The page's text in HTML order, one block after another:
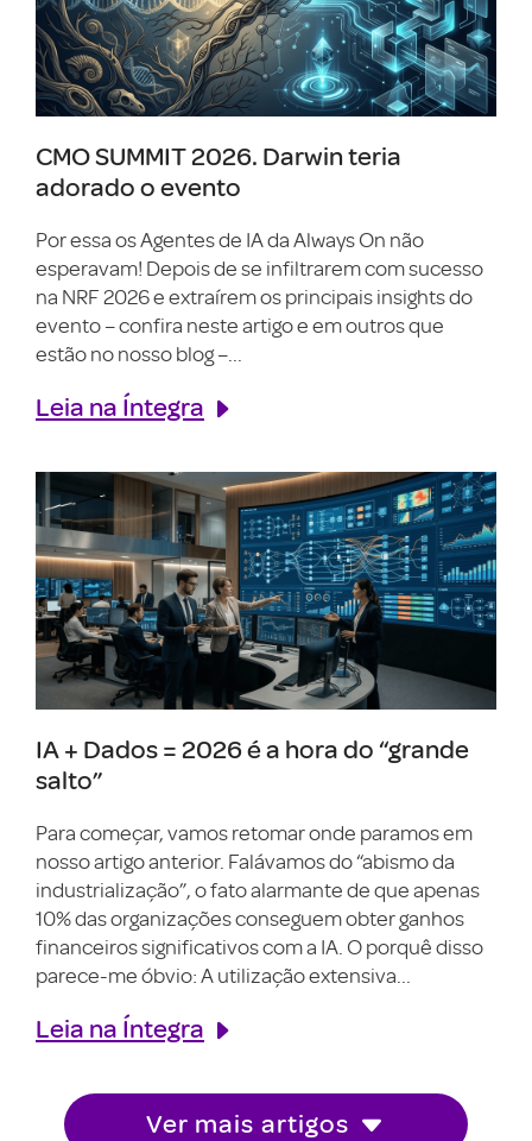
CMO SUMMIT 2026. Darwin teria
adorado o evento
Por essa os Agentes de IA da Always On não
esperavam! Depois de se infiltrarem com sucesso
na NRF 2026 e extraírem os principais insights do
evento – confira neste artigo e em outros que
estão no nosso blog –...
Leia na Íntegra
IA + Dados = 2026 é a hora do “grande
salto”
Para começar, vamos retomar onde paramos em
nosso artigo anterior. Falávamos do “abismo da
industrialização”, o fato alarmante de que apenas
10% das organizações conseguem obter ganhos
financeiros significativos com a IA. O porquê disso
parece-me óbvio: A utilização extensiva...
Leia na Íntegra
Ver mais artigos